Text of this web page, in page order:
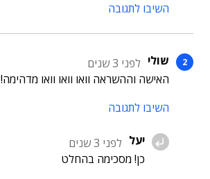
השיבו לתגובה
שולי לפני 3 שנים
האישה וההשראה וואו וואו וואו מדהימה!
השיבו לתגובה
יעל לפני 3 שנים
כן! מסכימה בהחלט